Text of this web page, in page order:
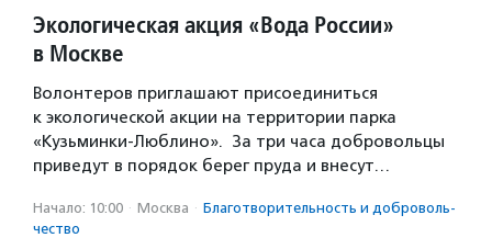
Экологическая акция «Вода России»
в Москве
Волонтеров приглашают присоединиться
к экологической акции на территории парка
«Кузьминки-Люблино». За три часа добровольцы
приведут в порядок берег пруда и внесут…
Начало: 10:00 · Москва · Благотвори­тель­ность и доброволь­
чест­во